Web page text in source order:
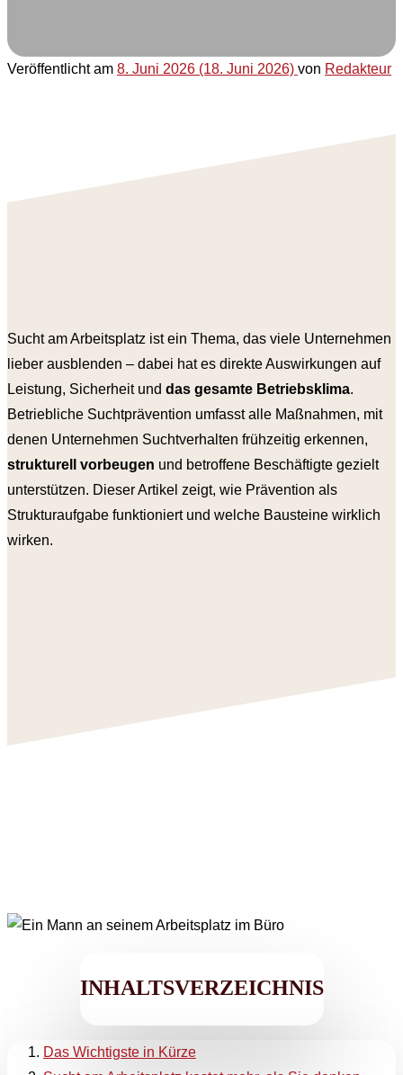
Veröffentlicht am 8. Juni 2026 (18. Juni 2026) von Redakteur
Sucht am Arbeitsplatz ist ein Thema, das viele Unternehmen
lieber ausblenden – dabei hat es direkte Auswirkungen auf
Leistung, Sicherheit und das gesamte Betriebsklima.
Betriebliche Suchtprävention umfasst alle Maßnahmen, mit
denen Unternehmen Suchtverhalten frühzeitig erkennen,
strukturell vorbeugen und betroffene Beschäftigte gezielt
unterstützen. Dieser Artikel zeigt, wie Prävention als
Strukturaufgabe funktioniert und welche Bausteine wirklich
wirken.
INHALTSVERZEICHNIS
Das Wichtigste in Kürze